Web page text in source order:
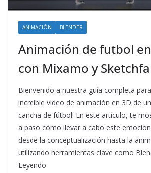
ANIMACIÓN BLENDER
Animación de futbol
con Mixamo y
Bienvenido a nuestra guía completa
increíble video de animación en 3D de
cancha de fútbol! En este artículo, te
a paso cómo llevar a cabo este
desde la conceptualización hasta la
utilizando herramientas clave como
Leyendo